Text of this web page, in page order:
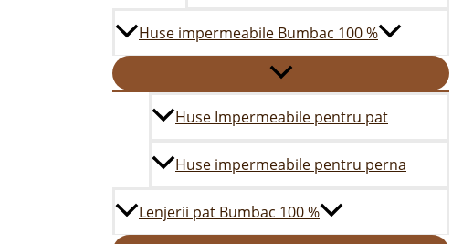
Huse impermeabile Bumbac 100 %
Huse Impermeabile pentru pat
Huse impermeabile pentru perna
Lenjerii pat Bumbac 100 %